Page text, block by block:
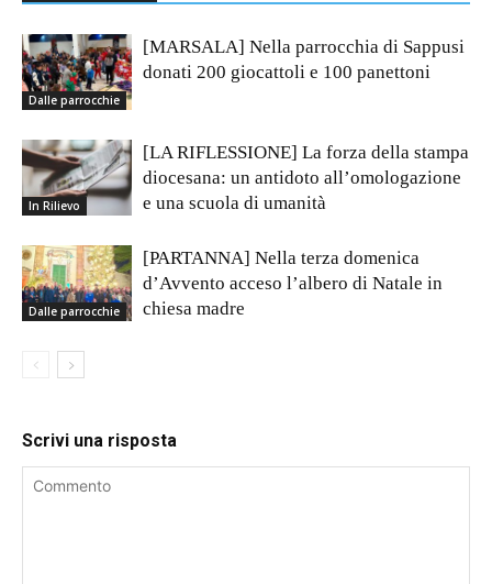
Dalle parrocchie
[MARSALA] Nella parrocchia di Sappusi
donati 200 giocattoli e 100 panettoni
In Rilievo
[LA RIFLESSIONE] La forza della stampa
diocesana: un antidoto all’omologazione
e una scuola di umanità
Dalle parrocchie
[PARTANNA] Nella terza domenica
d’Avvento acceso l’albero di Natale in
chiesa madre
Scrivi una risposta